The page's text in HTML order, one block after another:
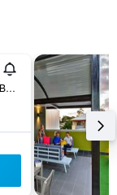
350 Upper Roma Street, Brisbane, QLD, Australia